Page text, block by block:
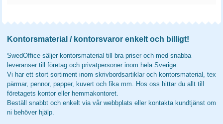
Kontorsmaterial / kontorsvaror enkelt och billigt!
SwedOffice säljer kontorsmaterial till bra priser och med snabba
leveranser till företag och privatpersoner inom hela Sverige.
Vi har ett stort sortiment inom skrivbordsartiklar och kontorsmaterial, tex
pärmar, pennor, papper, kuvert och fika mm. Hos oss hittar du allt till
företagets kontor eller hemmakontoret.
Beställ snabbt och enkelt via vår webbplats eller kontakta kundtjänst om
ni behöver hjälp.